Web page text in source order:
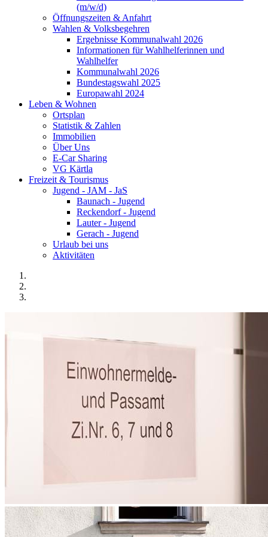
(m/w/d)
Öffnungszeiten & Anfahrt
Wahlen & Volksbegehren
Ergebnisse Kommunalwahl 2026
Informationen für Wahlhelferinnen und
Wahlhelfer
Kommunalwahl 2026
Bundestagswahl 2025
Europawahl 2024
Leben & Wohnen
Ortsplan
Statistik & Zahlen
Immobilien
Über Uns
E-Car Sharing
VG Kärtla
Freizeit & Tourismus
Jugend - JAM - JaS
Baunach - Jugend
Reckendorf - Jugend
Lauter - Jugend
Gerach - Jugend
Urlaub bei uns
Aktivitäten